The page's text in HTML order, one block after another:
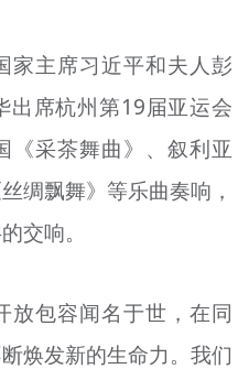
家主席习近平和夫人彭
出席杭州第19届亚运会
《采茶舞曲》、叙利亚
绸飘舞》等乐曲奏响，
交响。
放包容闻名于世，在同
焕发新的生命力。我们